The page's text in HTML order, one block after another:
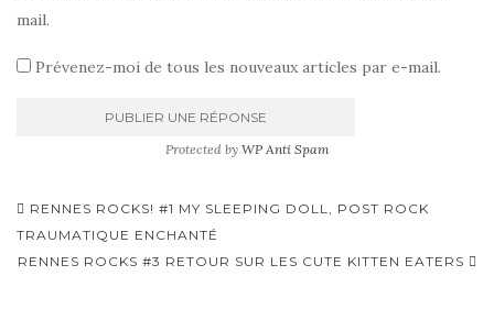
mail.
Prévenez-moi de tous les nouveaux articles par e-mail.
Protected by WP Anti Spam
Pagination
d'article
RENNES ROCKS! #1 MY SLEEPING DOLL, POST ROCK
TRAUMATIQUE ENCHANTÉ
RENNES ROCKS #3 RETOUR SUR LES CUTE KITTEN EATERS